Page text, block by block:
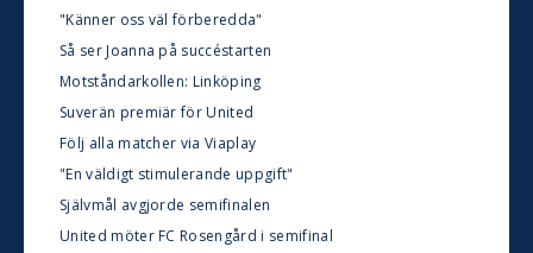
"Känner oss väl förberedda"
Så ser Joanna på succéstarten
Motståndarkollen: Linköping
Suverän premiär för United
Följ alla matcher via Viaplay
"En väldigt stimulerande uppgift"
Självmål avgjorde semifinalen
United möter FC Rosengård i semifinal